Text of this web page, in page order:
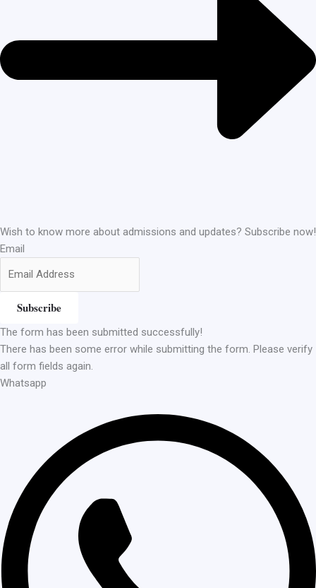
Wish to know more about admissions and updates? Subscribe now!
Email
Subscribe
The form has been submitted successfully!
There has been some error while submitting the form. Please verify
all form fields again.
Whatsapp